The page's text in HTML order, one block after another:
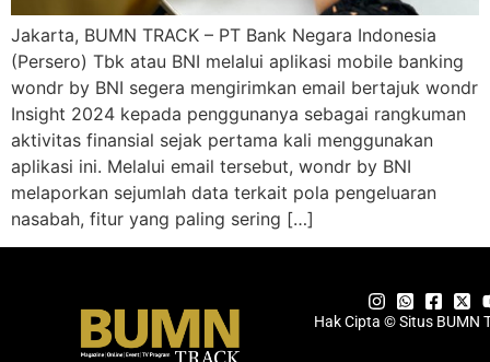
Jakarta, BUMN TRACK – PT Bank Negara Indonesia
(Persero) Tbk atau BNI melalui aplikasi mobile banking
wondr by BNI segera mengirimkan email bertajuk wondr
Insight 2024 kepada penggunanya sebagai rangkuman
aktivitas finansial sejak pertama kali menggunakan
aplikasi ini. Melalui email tersebut, wondr by BNI
melaporkan sejumlah data terkait pola pengeluaran
nasabah, fitur yang paling sering […]
Hak Cipta © Situs BUMN